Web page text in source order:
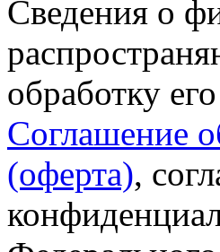
Сведения о
обработку
Соглашение
(оферта),